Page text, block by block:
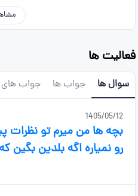
فعالیت ها
سوال ها جواب ها جواب های
1405/05/12
بچه ها من میرم تو نظرات
رو نمیاره اگه بلدین